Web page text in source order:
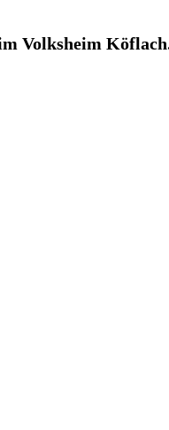
Volksheim